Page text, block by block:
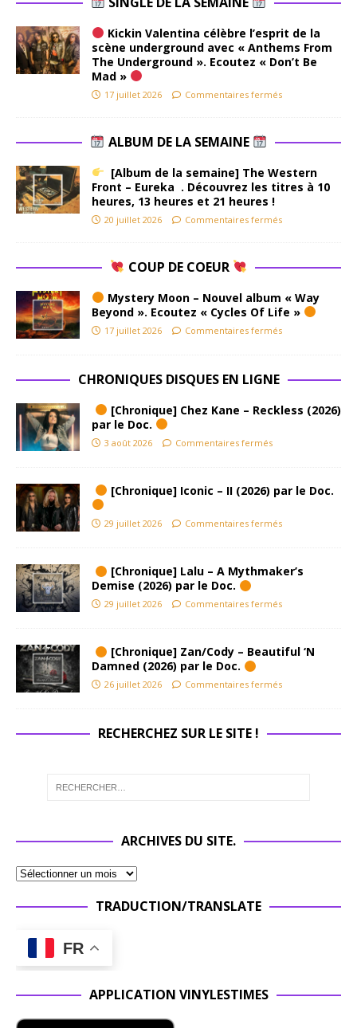
Kickin Valentina célèbre l’esprit de la
scène underground avec « Anthems From
The Underground ». Ecoutez « Don’t Be
Mad »
17 juillet 2026 Commentaires fermés
ALBUM DE LA SEMAINE
[Album de la semaine] The Western
Front – Eureka . Découvrez les titres à 10
heures, 13 heures et 21 heures !
20 juillet 2026 Commentaires fermés
COUP DE COEUR
Mystery Moon – Nouvel album « Way
Beyond ». Ecoutez « Cycles Of Life »
17 juillet 2026 Commentaires fermés
CHRONIQUES DISQUES EN LIGNE
[Chronique] Chez Kane – Reckless (2026)
par le Doc.
3 août 2026 Commentaires fermés
[Chronique] Iconic – II (2026) par le Doc.
29 juillet 2026 Commentaires fermés
[Chronique] Lalu – A Mythmaker’s
Demise (2026) par le Doc.
29 juillet 2026 Commentaires fermés
[Chronique] Zan/Cody – Beautiful ‘N
Damned (2026) par le Doc.
26 juillet 2026 Commentaires fermés
RECHERCHEZ SUR LE SITE !
ARCHIVES DU SITE.
TRADUCTION/TRANSLATE
FR
APPLICATION VINYLESTIMES